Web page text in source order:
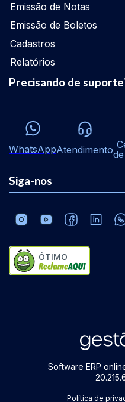
Emissão de Notas
Emissão de Boletos
Cadastros
Relatórios
Precisando de
WhatsAppAtendimento
Siga-nos
ÓTIMO
Software ERP
Política de